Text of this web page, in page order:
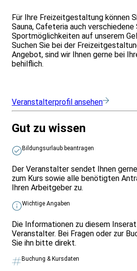
Für Ihre Freizeitgestaltung können
Sauna, Cafeteria auch verschiedene
Sportmöglichkeiten auf unserem
Suchen Sie bei der
Angebot, sind wir Ihnen gerne bei
behilflich.
Veranstalterprofil ansehen
Gut zu wissen
Bildungsurlaub beantragen
Der Veranstalter sendet Ihnen
zum Kurs sowie alle benötigten
Ihren Arbeitgeber zu.
Wichtige Angaben
Die Informationen zu diesem
Veranstalter. Bei Fragen oder zur
Sie ihn bitte direkt.
Buchung & Kursdaten